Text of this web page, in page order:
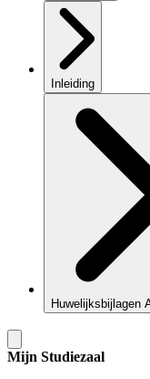
Inleiding
Huwelijksbijlagen
Mijn Studiezaal